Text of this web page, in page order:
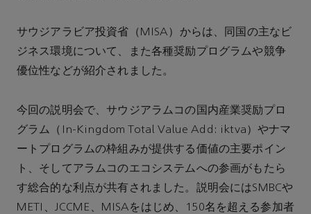
サウジアラビア投資省（MISA）からは、同国の主なビ
ジネス環境について、また各種奨励プログラムや競争
優位性などが紹介されました。
今回の説明会で、サウジアラムコの国内産業奨励プロ
グラム（In-Kingdom Total Value Add: iktva）やナマ
ートプログラムの枠組みが提供する価値の主要ポイン
ト、そしてアラムコのエコシステムへの参画がもたら
す総合的な利点が共有されました。説明会にはSMBCや
METI、JCCME、MISAをはじめ、150名を超える参加者